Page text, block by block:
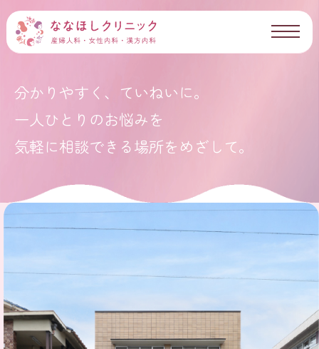
ななほしクリニック（旧平田レディースクリニック）
分かりやすく、ていねいに。
一人ひとりのお悩みを
気軽に相談できる場所をめざして。